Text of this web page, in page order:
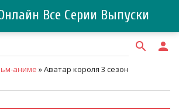
Все Серии Выпуски
search person
аниме » Аватар короля 3 сезон